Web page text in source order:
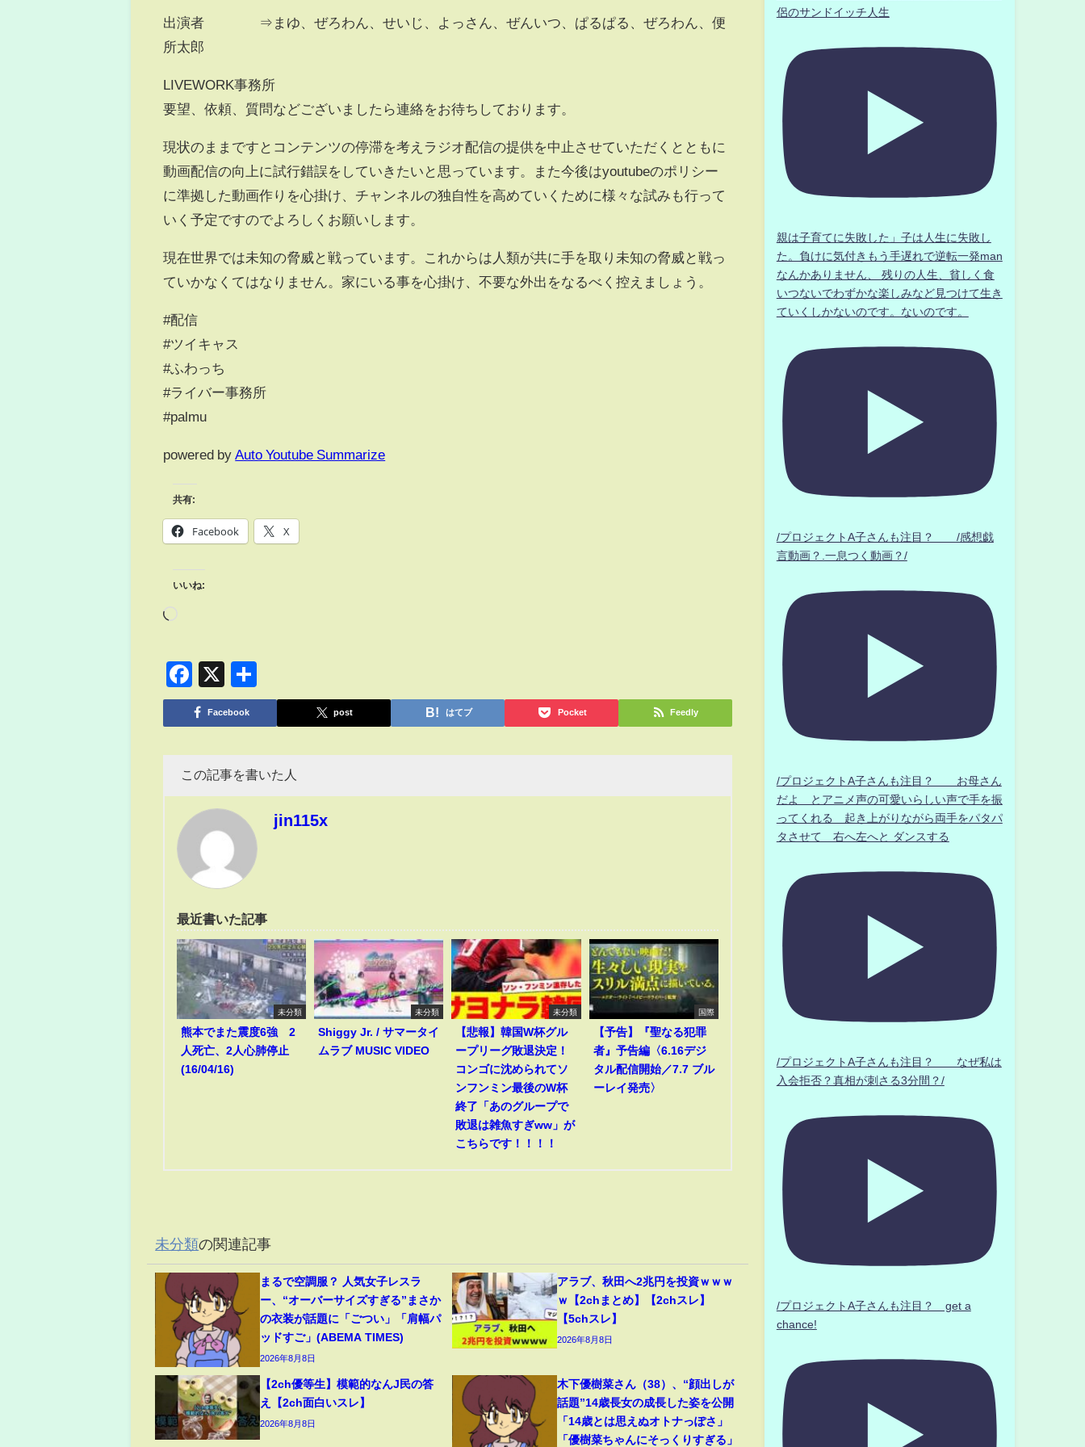
出演者 ⇒まゆ、ぜろわん、せいじ、よっさん、ぜんいつ、ぱるぱる、ぜろわん、便
所太郎
LIVEWORK事務所
要望、依頼、質問などございましたら連絡をお待ちしております。
現状のままですとコンテンツの停滞を考えラジオ配信の提供を中止させていただくとともに
動画配信の向上に試行錯誤をしていきたいと思っています。また今後はyoutubeのポリシー
に準拠した動画作りを心掛け、チャンネルの独自性を高めていくために様々な試みも行って
いく予定ですのでよろしくお願いします。
現在世界では未知の脅威と戦っています。これからは人類が共に手を取り未知の脅威と戦っ
ていかなくてはなりません。家にいる事を心掛け、不要な外出をなるべく控えましょう。
#配信
#ツイキャス
#ふわっち
#ライバー事務所
#palmu
powered by Auto Youtube Summarize
共有:
Facebook X
いいね:
Facebook
X
有
Facebook post はてブ Pocket Feedly
この記事を書いた人
jin115x
最近書いた記事
未分類
熊本でまた震度6強 2
人死亡、2人心肺停止
(16/04/16)
未分類
Shiggy Jr. / サマータイ
ムラブ MUSIC VIDEO
未分類
【悲報】韓国W杯グル
ープリーグ敗退決定！
コンゴに沈められてソ
ンフンミン最後のW杯
終了「あのグループで
敗退は雑魚すぎww」が
こちらです！！！！
国際
【予告】『聖なる犯罪
者』予告編〈6.16デジ
タル配信開始／7.7 ブル
ーレイ発売〉
未分類の関連記事
まるで空調服？ 人気女子レスラ
ー、“オーバーサイズすぎる”まさか
の衣装が話題に「ごつい」「肩幅パ
ッドすご」(ABEMA TIMES)
2026年8月8日
アラブ、秋田へ2兆円を投資ｗｗｗ
ｗ【2chまとめ】【2chスレ】
【5chスレ】
2026年8月8日
【2ch優等生】模範的なんJ民の答
え【2ch面白いスレ】
2026年8月8日
木下優樹菜さん（38）、“顔出しが
話題”14歳長女の成長した姿を公開
「14歳とは思えぬオトナっぽさ」
「優樹菜ちゃんにそっくりすぎる」
侶のサンドイッチ人生
親は子育てに失敗した」子は人生に失敗し
た。負けに気付きもう手遅れで逆転一発man
なんかありません、 残りの人生、貧しく食
いつないでわずかな楽しみなど見つけて生き
ていくしかないのです。ないのです。
/プロジェクトA子さんも注目？ /感想戯
言動画？.一息つく動画？/
/プロジェクトA子さんも注目？ お母さん
だよ とアニメ声の可愛いらしい声で手を振
ってくれる 起き上がりながら両手をパタパ
タさせて 右へ左へと ダンスする
/プロジェクトA子さんも注目？ なぜ私は
入会拒否？真相が刺さる3分間？/
/プロジェクトA子さんも注目？ get a
chance!